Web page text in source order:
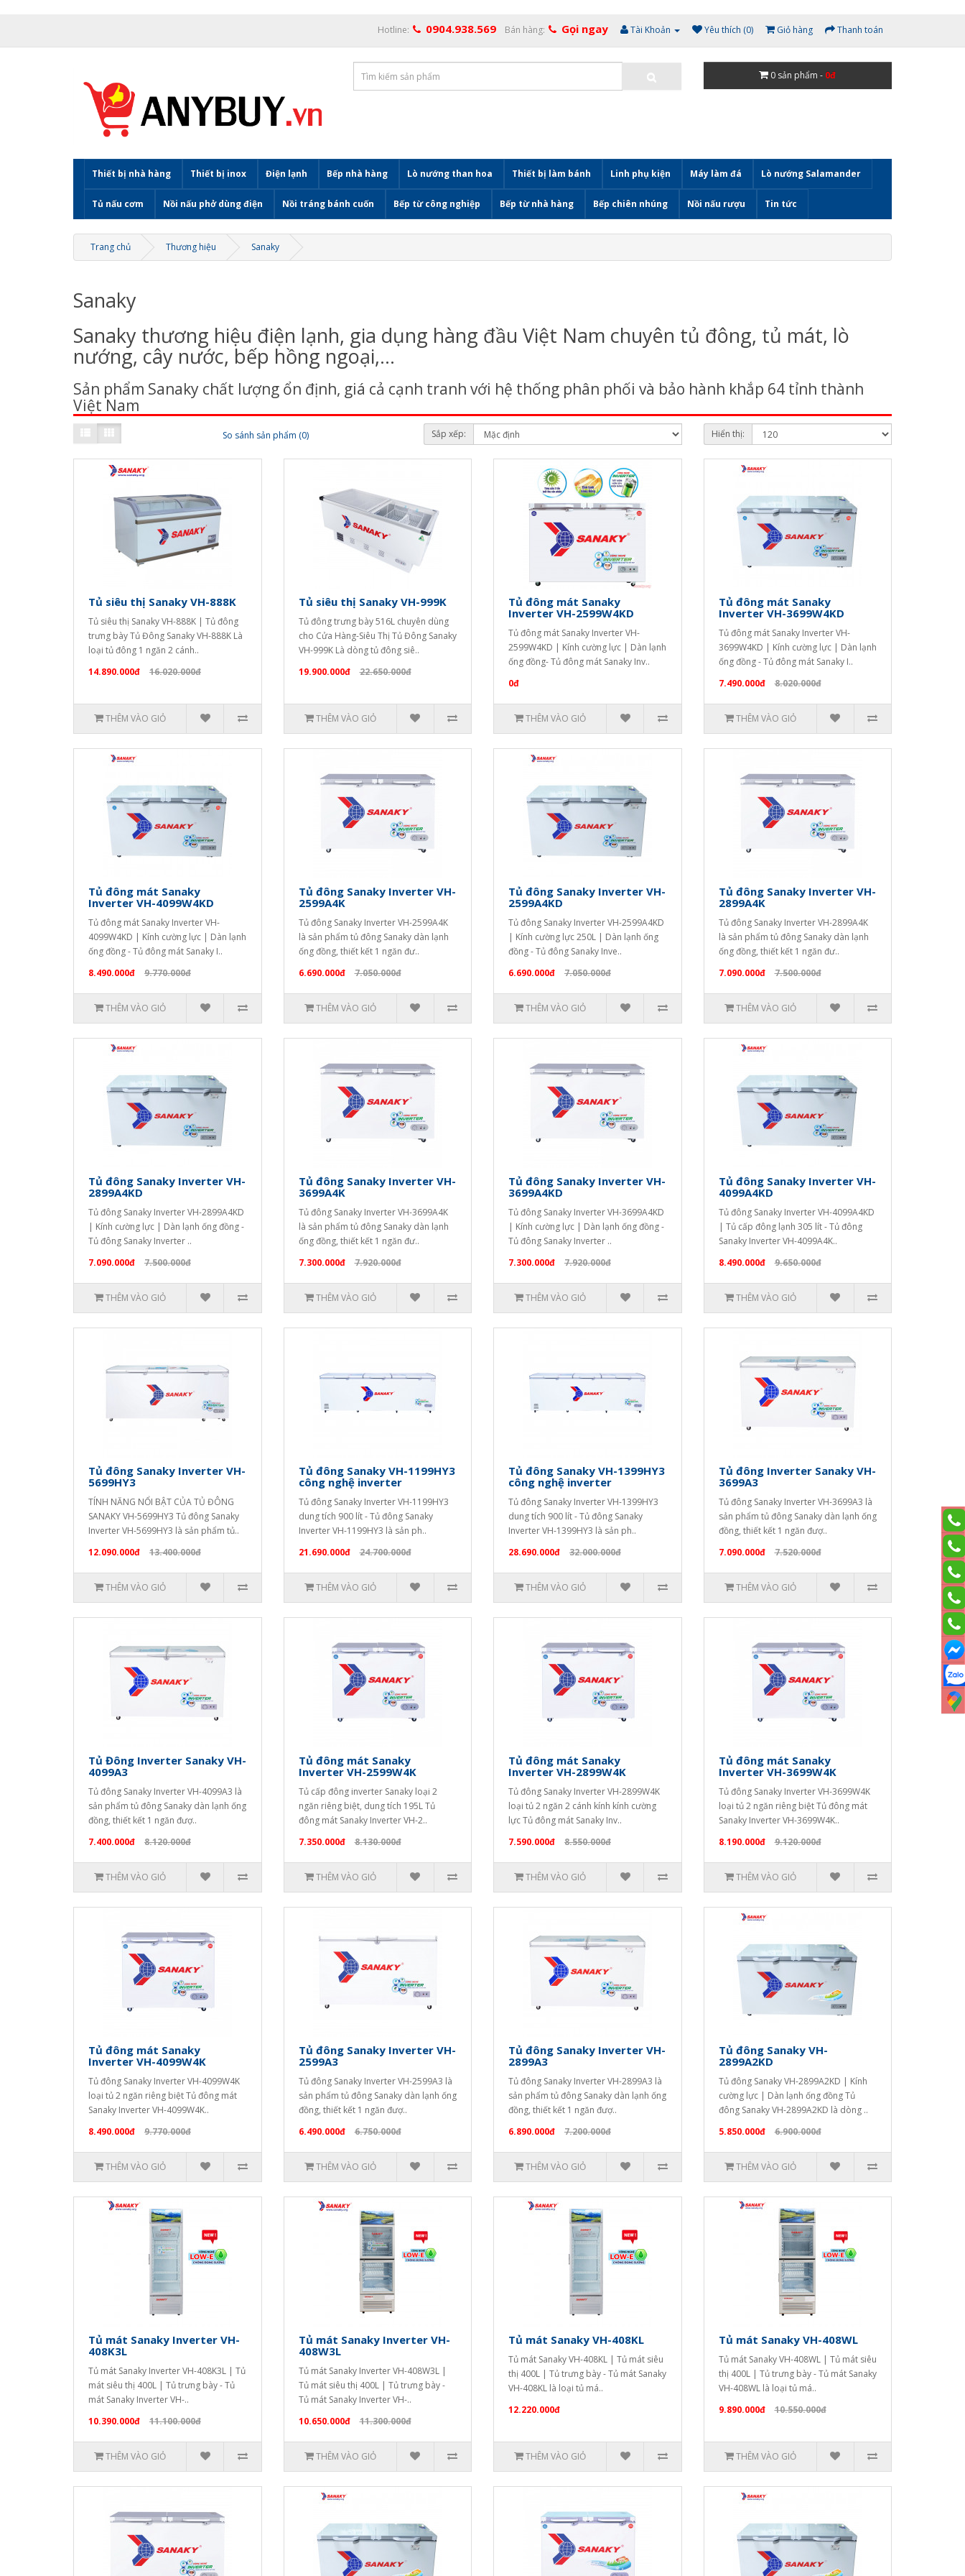
Hotline: 0904.938.569 Bán hàng: Gọi ngay Tài Khoản Yêu thích (0) Giỏ hàng Thanh toán
0 sản phẩm - 0đ
Thiết bị nhà hàng Thiết bị inox Điện lạnh Bếp nhà hàng Lò nướng than hoa Thiết bị làm bánh Linh phụ kiện Máy làm đá Lò nướng Salamander
Tủ nấu cơm Nồi nấu phở dùng điện Nồi tráng bánh cuốn Bếp từ công nghiệp Bếp từ nhà hàng Bếp chiên nhúng Nồi nấu rượu Tin tức
Trang chủ Thương hiệu Sanaky
Sanaky
Sanaky thương hiệu điện lạnh, gia dụng hàng đầu Việt Nam chuyên tủ đông, tủ mát, lò
nướng, cây nước, bếp hồng ngoại,...
Sản phẩm Sanaky chất lượng ổn định, giá cả cạnh tranh với hệ thống phân phối và bảo hành khắp 64 tỉnh thành
Việt Nam
So sánh sản phẩm (0) Sắp xếp: Hiển thị:
Tủ siêu thị Sanaky VH-888K
Tủ siêu thị Sanaky VH-888K | Tủ đông
trưng bày Tủ Đông Sanaky VH-888K Là
loại tủ đông 1 ngăn 2 cánh..
14.890.000đ
16.020.000đ
THÊM VÀO GIỎ
Tủ siêu thị Sanaky VH-999K
Tủ đông trưng bày 516L chuyên dùng
cho Cửa Hàng-Siêu Thị Tủ Đông Sanaky
VH-999K Là dòng tủ đông siê..
19.900.000đ
22.650.000đ
THÊM VÀO GIỎ
Tủ đông mát Sanaky
Inverter VH-2599W4KD
Tủ đông mát Sanaky Inverter VH-
2599W4KD | Kính cường lực | Dàn lạnh
ống đồng- Tủ đông mát Sanaky Inv..
0đ
THÊM VÀO GIỎ
Tủ đông mát Sanaky
Inverter VH-3699W4KD
Tủ đông mát Sanaky Inverter VH-
3699W4KD | Kính cường lực | Dàn lạnh
ống đồng - Tủ đông mát Sanaky I..
7.490.000đ
8.020.000đ
THÊM VÀO GIỎ
Tủ đông mát Sanaky
Inverter VH-4099W4KD
Tủ đông mát Sanaky Inverter VH-
4099W4KD | Kính cường lực | Dàn lạnh
ống đồng - Tủ đông mát Sanaky I..
8.490.000đ
9.770.000đ
THÊM VÀO GIỎ
Tủ đông Sanaky Inverter VH-
2599A4K
Tủ đông Sanaky Inverter VH-2599A4K
là sản phẩm tủ đông Sanaky dàn lạnh
ống đồng, thiết kết 1 ngăn đư..
6.690.000đ
7.050.000đ
THÊM VÀO GIỎ
Tủ đông Sanaky Inverter VH-
2599A4KD
Tủ đông Sanaky Inverter VH-2599A4KD
| Kính cường lực 250L | Dàn lạnh ống
đồng - Tủ đông Sanaky Inve..
6.690.000đ
7.050.000đ
THÊM VÀO GIỎ
Tủ đông Sanaky Inverter VH-
2899A4K
Tủ đông Sanaky Inverter VH-2899A4K
là sản phẩm tủ đông Sanaky dàn lạnh
ống đồng, thiết kết 1 ngăn đư..
7.090.000đ
7.500.000đ
THÊM VÀO GIỎ
Tủ đông Sanaky Inverter VH-
2899A4KD
Tủ đông Sanaky Inverter VH-2899A4KD
| Kính cường lực | Dàn lạnh ống đồng -
Tủ đông Sanaky Inverter ..
7.090.000đ
7.500.000đ
THÊM VÀO GIỎ
Tủ đông Sanaky Inverter VH-
3699A4K
Tủ đông Sanaky Inverter VH-3699A4K
là sản phẩm tủ đông Sanaky dàn lạnh
ống đồng, thiết kết 1 ngăn đư..
7.300.000đ
7.920.000đ
THÊM VÀO GIỎ
Tủ đông Sanaky Inverter VH-
3699A4KD
Tủ đông Sanaky Inverter VH-3699A4KD
| Kính cường lực | Dàn lạnh ống đồng -
Tủ đông Sanaky Inverter ..
7.300.000đ
7.920.000đ
THÊM VÀO GIỎ
Tủ đông Sanaky Inverter VH-
4099A4KD
Tủ đông Sanaky Inverter VH-4099A4KD
| Tủ cấp đông lạnh 305 lít - Tủ đông
Sanaky Inverter VH-4099A4K..
8.490.000đ
9.650.000đ
THÊM VÀO GIỎ
Tủ đông Sanaky Inverter VH-
5699HY3
TÍNH NĂNG NỔI BẬT CỦA TỦ ĐÔNG
SANAKY VH-5699HY3 Tủ đông Sanaky
Inverter VH-5699HY3 là sản phẩm tủ..
12.090.000đ
13.400.000đ
THÊM VÀO GIỎ
Tủ đông Sanaky VH-1199HY3
công nghệ inverter
Tủ đông Sanaky Inverter VH-1199HY3
dung tích 900 lít - Tủ đông Sanaky
Inverter VH-1199HY3 là sản ph..
21.690.000đ
24.700.000đ
THÊM VÀO GIỎ
Tủ đông Sanaky VH-1399HY3
công nghệ inverter
Tủ đông Sanaky Inverter VH-1399HY3
dung tích 900 lít - Tủ đông Sanaky
Inverter VH-1399HY3 là sản ph..
28.690.000đ
32.000.000đ
THÊM VÀO GIỎ
Tủ đông Inverter Sanaky VH-
3699A3
Tủ đông Sanaky Inverter VH-3699A3 là
sản phẩm tủ đông Sanaky dàn lạnh ống
đồng, thiết kết 1 ngăn đượ..
7.090.000đ
7.520.000đ
THÊM VÀO GIỎ
Tủ Đông Inverter Sanaky VH-
4099A3
Tủ đông Sanaky Inverter VH-4099A3 là
sản phẩm tủ đông Sanaky dàn lạnh ống
đồng, thiết kết 1 ngăn đượ..
7.400.000đ
8.120.000đ
THÊM VÀO GIỎ
Tủ đông mát Sanaky
Inverter VH-2599W4K
Tủ cấp đông inverter Sanaky loại 2
ngăn riêng biệt, dung tích 195L Tủ
đông mát Sanaky Inverter VH-2..
7.350.000đ
8.130.000đ
THÊM VÀO GIỎ
Tủ đông mát Sanaky
Inverter VH-2899W4K
Tủ đông Sanaky Inverter VH-2899W4K
loại tủ 2 ngăn 2 cánh kính kính cường
lực Tủ đông mát Sanaky Inv..
7.590.000đ
8.550.000đ
THÊM VÀO GIỎ
Tủ đông mát Sanaky
Inverter VH-3699W4K
Tủ đông Sanaky Inverter VH-3699W4K
loại tủ 2 ngăn riêng biệt Tủ đông mát
Sanaky Inverter VH-3699W4K..
8.190.000đ
9.120.000đ
THÊM VÀO GIỎ
Tủ đông mát Sanaky
Inverter VH-4099W4K
Tủ đông Sanaky Inverter VH-4099W4K
loại tủ 2 ngăn riêng biệt Tủ đông mát
Sanaky Inverter VH-4099W4K..
8.490.000đ
9.770.000đ
THÊM VÀO GIỎ
Tủ đông Sanaky Inverter VH-
2599A3
Tủ đông Sanaky Inverter VH-2599A3 là
sản phẩm tủ đông Sanaky dàn lạnh ống
đồng, thiết kết 1 ngăn đượ..
6.490.000đ
6.750.000đ
THÊM VÀO GIỎ
Tủ đông Sanaky Inverter VH-
2899A3
Tủ đông Sanaky Inverter VH-2899A3 là
sản phẩm tủ đông Sanaky dàn lạnh ống
đồng, thiết kết 1 ngăn đượ..
6.890.000đ
7.200.000đ
THÊM VÀO GIỎ
Tủ đông Sanaky VH-
2899A2KD
Tủ đông Sanaky VH-2899A2KD | Kính
cường lực | Dàn lạnh ống đồng Tủ
đông Sanaky VH-2899A2KD là dòng ..
5.850.000đ
6.900.000đ
THÊM VÀO GIỎ
Tủ mát Sanaky Inverter VH-
408K3L
Tủ mát Sanaky Inverter VH-408K3L | Tủ
mát siêu thị 400L | Tủ trưng bày - Tủ
mát Sanaky Inverter VH-..
10.390.000đ
11.100.000đ
THÊM VÀO GIỎ
Tủ mát Sanaky Inverter VH-
408W3L
Tủ mát Sanaky Inverter VH-408W3L |
Tủ mát siêu thị 400L | Tủ trưng bày -
Tủ mát Sanaky Inverter VH-..
10.650.000đ
11.300.000đ
THÊM VÀO GIỎ
Tủ mát Sanaky VH-408KL
Tủ mát Sanaky VH-408KL | Tủ mát siêu
thị 400L | Tủ trưng bày - Tủ mát Sanaky
VH-408KL là loại tủ má..
12.220.000đ
THÊM VÀO GIỎ
Tủ mát Sanaky VH-408WL
Tủ mát Sanaky VH-408WL | Tủ mát siêu
thị 400L | Tủ trưng bày - Tủ mát Sanaky
VH-408WL là loại tủ má..
9.890.000đ
10.550.000đ
THÊM VÀO GIỎ